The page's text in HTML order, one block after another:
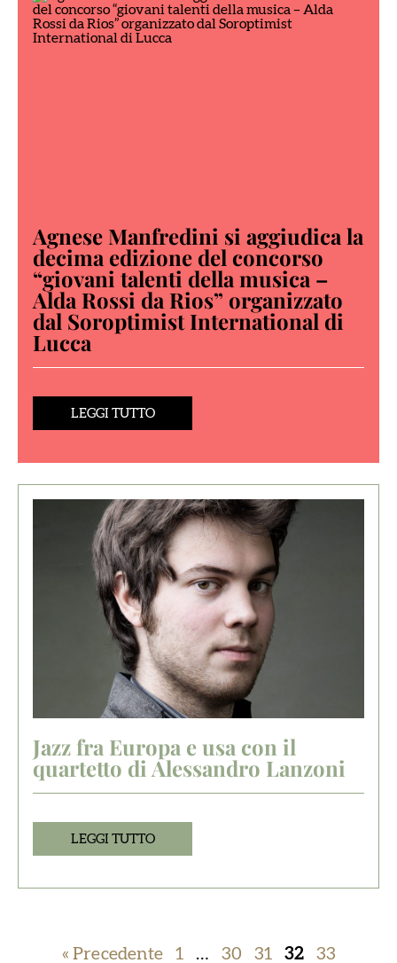
Agnese Manfredini si aggiudica la
decima edizione del concorso
“giovani talenti della musica –
Alda Rossi da Rios” organizzato
dal Soroptimist International di
Lucca
LEGGI TUTTO
Jazz fra Europa e usa con il
quartetto di Alessandro Lanzoni
LEGGI TUTTO
« Precedente 1 … 30 31 32
33